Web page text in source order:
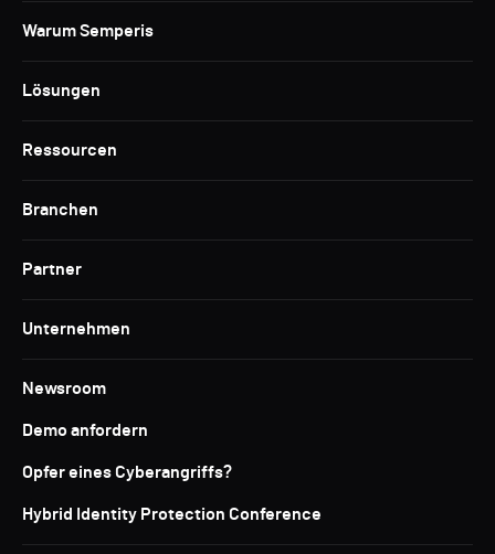
Warum Semperis
Lösungen
Ressourcen
Branchen
Partner
Unternehmen
Newsroom
Demo anfordern
Opfer eines Cyberangriffs?
Hybrid Identity Protection Conference